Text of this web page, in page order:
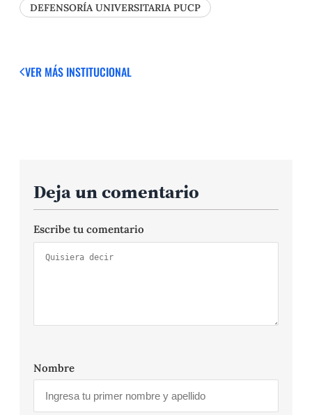
DEFENSORÍA UNIVERSITARIA PUCP
VER MÁS INSTITUCIONAL
Deja un comentario
Escribe tu comentario
Nombre